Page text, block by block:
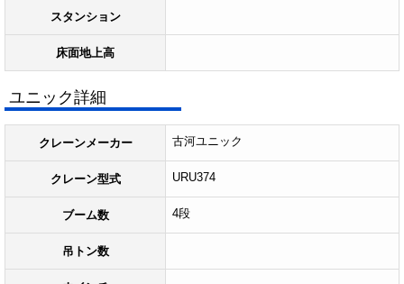
スタンション
床面地上高
ユニック詳細
クレーンメーカー 古河ユニック
クレーン型式 URU374
ブーム数 4段
吊トン数